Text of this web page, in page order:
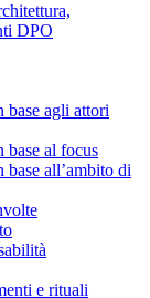
DPO
base agli attori
base al focus
all’ambito di
e rituali